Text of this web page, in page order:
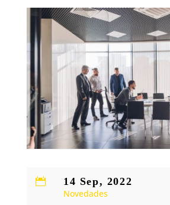
 14 Sep, 2022
Novedades